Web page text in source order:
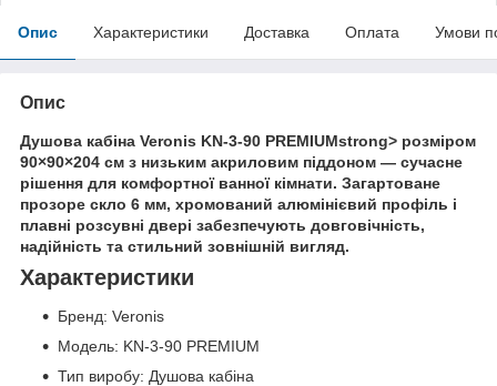
Опис Характеристики Доставка Оплата Умови
Опис
Душова кабіна Veronis KN-3-90 PREMIUMstrong> розміром
90×90×204 см з низьким акриловим піддоном — сучасне
рішення для комфортної ванної кімнати. Загартоване
прозоре скло 6 мм, хромований алюмінієвий профіль і
плавні розсувні двері забезпечують довговічність,
надійність та стильний зовнішній вигляд.
Характеристики
Бренд: Veronis
Модель: KN-3-90 PREMIUM
Тип виробу: Душова кабіна